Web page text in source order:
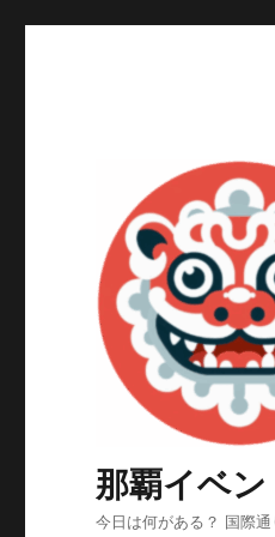
那覇イベン
今日は何がある？ 国際